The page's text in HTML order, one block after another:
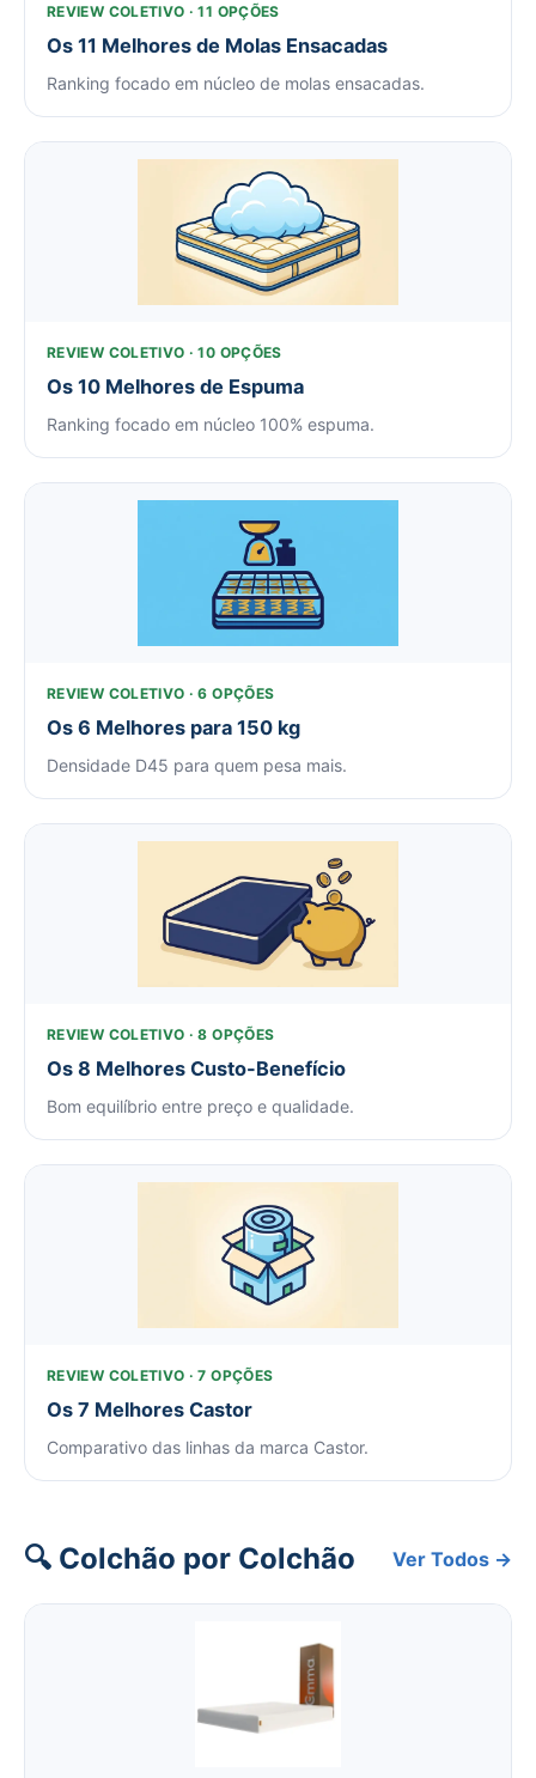
REVIEW COLETIVO · 11 OPÇÕES
Os 11 Melhores de Molas Ensacadas
Ranking focado em núcleo de molas ensacadas.
REVIEW COLETIVO · 10 OPÇÕES
Os 10 Melhores de Espuma
Ranking focado em núcleo 100% espuma.
REVIEW COLETIVO · 6 OPÇÕES
Os 6 Melhores para 150 kg
Densidade D45 para quem pesa mais.
REVIEW COLETIVO · 8 OPÇÕES
Os 8 Melhores Custo-Benefício
Bom equilíbrio entre preço e qualidade.
REVIEW COLETIVO · 7 OPÇÕES
Os 7 Melhores Castor
Comparativo das linhas da marca Castor.
🔍 Colchão por Colchão Ver Todos →